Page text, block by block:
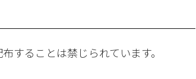
することは禁じられています。